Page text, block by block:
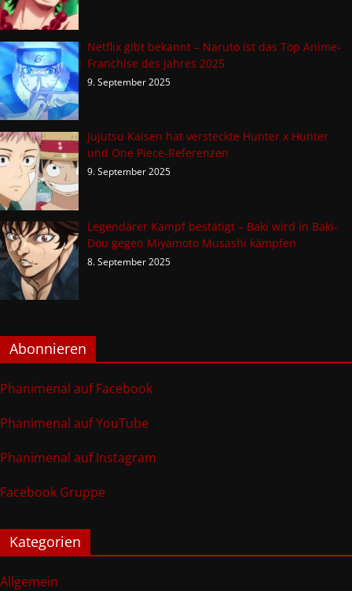
Netflix gibt bekannt – Naruto ist das Top Anime-
Franchise des Jahres 2025
9. September 2025
Jujutsu Kaisen hat versteckte Hunter x Hunter
und One Piece-Referenzen
9. September 2025
Legendärer Kampf bestätigt – Baki wird in Baki-
Dou gegen Miyamoto Musashi kämpfen
8. September 2025
Abonnieren
Phanimenal auf Facebook
Phanimenal auf YouTube
Phanimenal auf Instagram
Facebook Gruppe
Kategorien
Allgemein